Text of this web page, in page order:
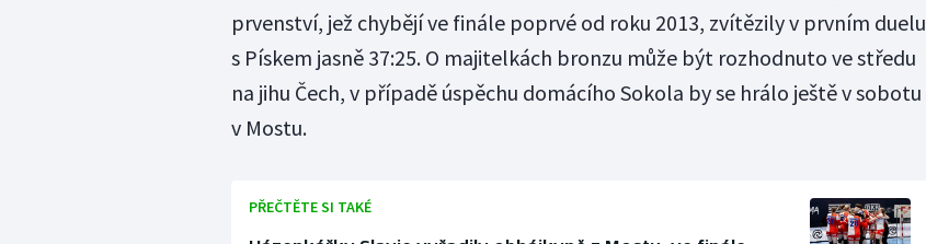
prvenství, jež chybějí ve finále poprvé od roku 2013, zvítězily v prvním duelu
s Pískem jasně 37:25. O majitelkách bronzu může být rozhodnuto ve středu
na jihu Čech, v případě úspěchu domácího Sokola by se hrálo ještě v sobotu
v Mostu.
PŘEČTĚTE SI TAKÉ